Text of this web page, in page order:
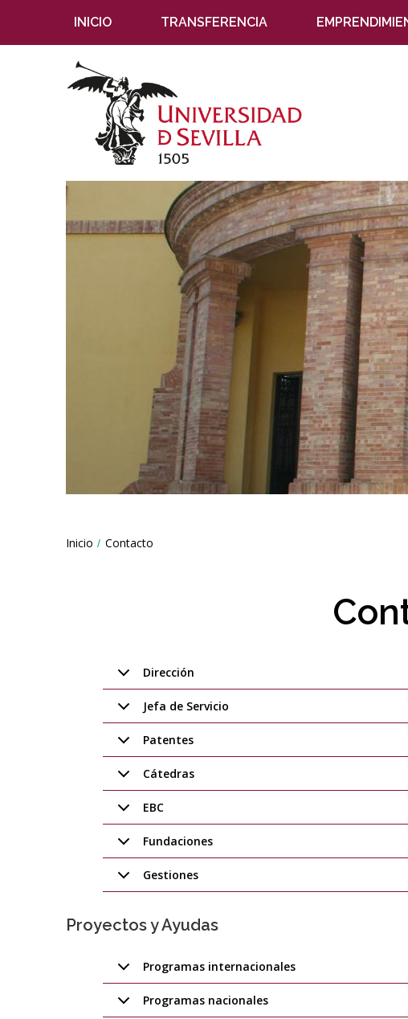
INICIO TRANSFERENCIA
Breadcrumbs
You
Inicio Contacto
Dirección
Jefa de Servicio
Patentes
Cátedras
EBC
Fundaciones
Gestiones
Proyectos y Ayudas
Programas internacionales
Programas nacionales